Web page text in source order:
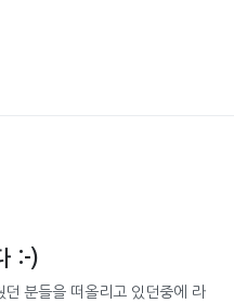
:-)
분들을 떠올리고 있던중에 라